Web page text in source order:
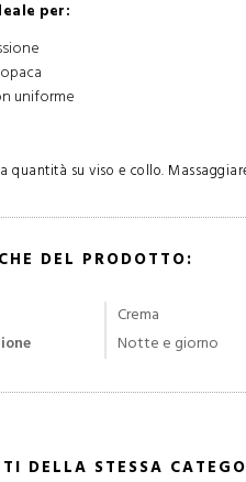
per:
uniforme
quantità su viso e collo.
DEL PRODOTTO:
Crema
Notte e giorno
DELLA STESSA